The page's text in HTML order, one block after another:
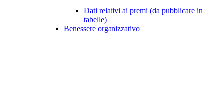
Dati relativi ai premi (da pubblicare in
tabelle)
Benessere organizzativo